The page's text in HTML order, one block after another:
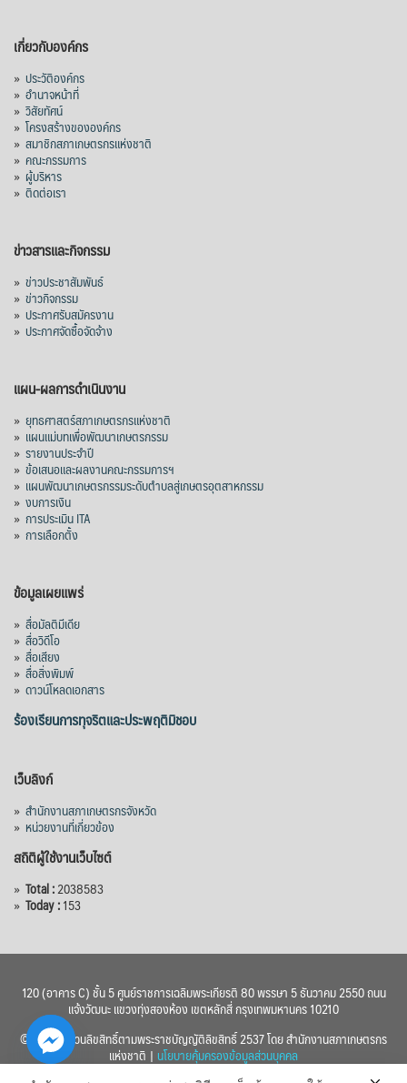
เกี่ยวกับองค์กร
» ประวัติองค์กร
» อำนาจหน้าที่
» วิสัยทัศน์
» โครงสร้างขององค์กร
» สมาชิกสภาเกษตรกรแห่งชาติ
» คณะกรรมการ
» ผู้บริหาร
» ติดต่อเรา
ข่าวสารและกิจกรรม
» ข่าวประชาสัมพันธ์
» ข่าวกิจกรรม
» ประกาศรับสมัครงาน
» ประกาศจัดซื้อจัดจ้าง
แผน-ผลการดำเนินงาน
» ยุทธศาสตร์สภาเกษตรกรแห่งชาติ
» แผนแม่บทเพื่อพัฒนาเกษตรกรรม
» รายงานประจำปี
» ข้อเสนอและผลงานคณะกรรมการฯ
» แผนพัฒนาเกษตรกรรมระดับตำบลสู่เกษตรอุตสาหกรรม
» งบการเงิน
» การประเมิน ITA
» การเลือกตั้ง
ข้อมูลเผยแพร่
» สื่อมัลติมีเดีย
» สื่อวิดีโอ
» สื่อเสียง
» สื่อสิ่งพิมพ์
» ดาวน์โหลดเอกสาร
ร้องเรียนการทุจริตและประพฤติมิชอบ
เว็บลิงก์
» สำนักงานสภาเกษตรกรจังหวัด
» หน่วยงานที่เกี่ยวข้อง
สถิติผู้ใช้งานเว็บไซต์
» Total :2038583
» Today :153
120 (อาคาร C) ชั้น 5 ศูนย์ราชการเฉลิมพระเกียรติ 80 พรรษา 5 ธันวาคม 2550 ถนน
แจ้งวัฒนะ แขวงทุ่งสองห้อง เขตหลักสี่ กรุงเทพมหานคร 10210
© 2560 สงวนลิขสิทธิ์ตามพระราชบัญญัติลิขสิทธิ์ 2537 โดย สำนักงานสภาเกษตรกร
แห่งชาติ | นโยบายคุ้มครองข้อมูลส่วนบุคคล